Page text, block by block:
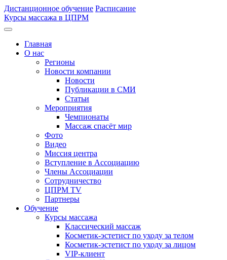
Дистанционное обучение Расписание
Курсы массажа в ЦПРМ
Главная
О нас
Регионы
Новости компании
Новости
Публикации в СМИ
Статьи
Мероприятия
Чемпионаты
Массаж спасёт мир
Фото
Видео
Миссия центра
Вступление в Ассоциацию
Члены Ассоциации
Сотрудничество
ЦПРМ TV
Партнеры
Oбучение
Курсы массажа
Классический массаж
Косметик-эстетист по уходу за телом
Косметик-эстетист по уходу за лицом
VIP-клиент